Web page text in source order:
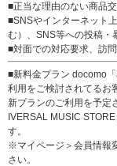
■正当な理由のない商品
■SNSやインターネット
む）、SNS等への投稿・
■対面での対応要求、訪
■新料金プラン docomo
利用をご検討されてるお
新プランのご利用を予定
IVERSAL MUSIC
す。
※マイページ＞会員情報
さい。